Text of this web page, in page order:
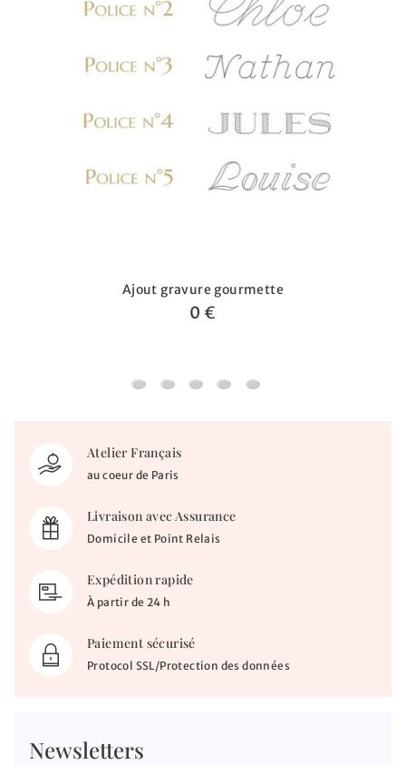
Ajout gravure gourmette
0 €
Ajout gravure gourmette
Supplément re-gravure
Client visio
Ajout gravure
Récupère son colis sur
Atelier Français
au coeur de Paris
Livraison avec Assurance
Domicile et Point Relais
Expédition rapide
À partir de 24 h
Paiement sécurisé
Protocol SSL/Protection des données
Newsletters